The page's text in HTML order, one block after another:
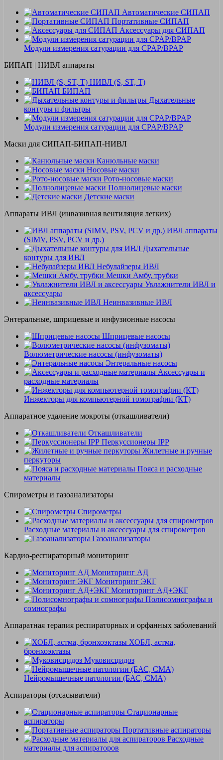
Автоматические СИПАП
Портативные СИПАП
Аксессуары для СИПАП
Модули измерения сатурации для CPAP/BPAP
БИПАП | НИВЛ аппараты
НИВЛ (S, ST, T)
БИПАП
Дыхательные
контуры и фильтры
Модули измерения сатурации для CPAP/BPAP
Маски для СИПАП-БИПАП-НИВЛ
Канюльные маски
Носовые маски
Рото-носовые маски
Полнолицевые маски
Детские маски
Аппараты ИВЛ (инвазивная вентиляция легких)
ИВЛ аппараты
(SIMV, PSV, PCV и др.)
Дыхательные
контуры для ИВЛ
Небулайзеры ИВЛ
Мешки Амбу, трубки
Увлажнители ИВЛ и
аксессуары
Неинвазивные ИВЛ
Энтеральные, шприцевые и инфузионные насосы
Шприцевые насосы
Волюметрические насосы (инфузоматы)
Энтеральные насосы
Аксессуары и
расходные материалы
Инжекторы для компьютерной томографии (КТ)
Аппаратное удаление мокроты (откашливатели)
Откашливатели
Перкуссионеры IPP
Жилетные и ручные
перкуторы
Пояса и расходные
материалы
Спирометры и газоанализаторы
Спирометры
Расходные материалы и аксессуары для спирометров
Газоанализаторы
Кардио-респираторный мониторинг
Мониторинг АД
Мониторинг ЭКГ
Мониторинг АД+ЭКГ
Полисомнографы и
сомнографы
Аппаратная терапия респираторных и орфанных заболеваний
ХОБЛ, астма,
бронхоэктазы
Муковисцидоз
Нейромышечные патологии (БАС, СМА)
Аспираторы (отсасыватели)
Стационарные
аспираторы
Портативные аспираторы
Расходные
материалы для аспираторов